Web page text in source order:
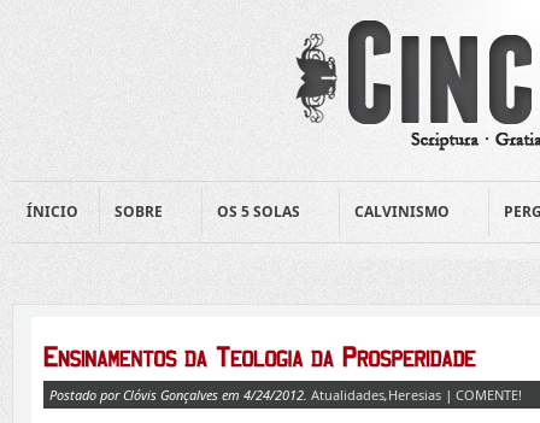
ÍNICIO SOBRE OS 5 SOLAS CALVINISMO
Postado por Clóvis Gonçalves em 4/24/2012. Atualidades,Heresias | COMENTE!